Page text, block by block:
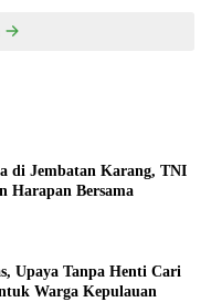
di Jembatan Karang, TNI
Harapan Bersama
Upaya Tanpa Henti Cari
Warga Kepulauan